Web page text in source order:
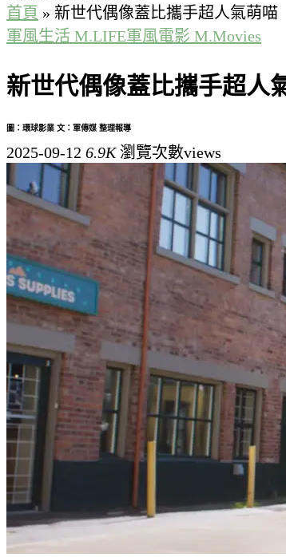
首頁 » 新世代偶像蓋比攜手超人氣萌喵
軍風生活 M.LIFE軍風電影 M.Movies
新世代偶像蓋比攜手超人
圖：環球影業 文：軍傳媒 整理報導
2025-09-12 6.9K瀏覽次數views